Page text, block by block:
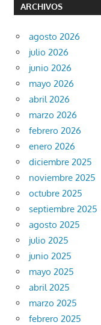
ARCHIVOS
agosto 2026
julio 2026
junio 2026
mayo 2026
abril 2026
marzo 2026
febrero 2026
enero 2026
diciembre 2025
noviembre 2025
octubre 2025
septiembre 2025
agosto 2025
julio 2025
junio 2025
mayo 2025
abril 2025
marzo 2025
febrero 2025